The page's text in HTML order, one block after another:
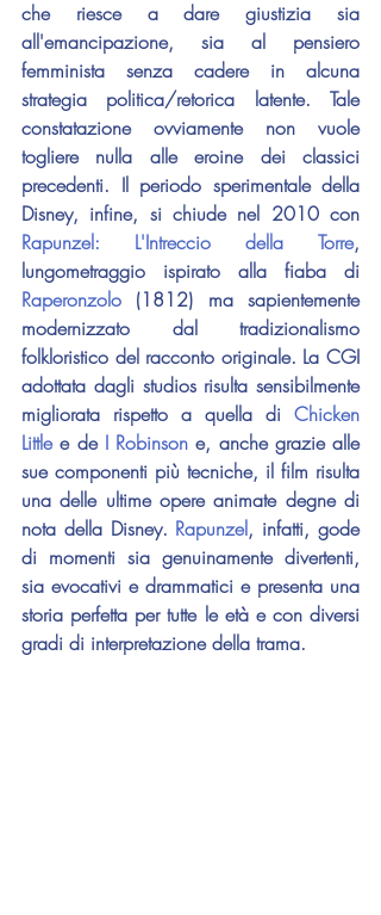
che riesce a dare giustizia sia
all'emancipazione, sia al pensiero
femminista senza cadere in alcuna
strategia politica/retorica latente. Tale
constatazione ovviamente non vuole
togliere nulla alle eroine dei classici
precedenti. Il periodo sperimentale della
Rapunzel: L'Intreccio della Torre,
Raperonzolo (1812)
ma sapientemente
modernizzato dal tradizionalismo
folkloristico del racconto originale. La CGI
adottata dagli studios risulta sensibilmente
migliorata rispetto a quella di Chicken
Little e de I Robinson e, anche grazie alle
sue componenti più tecniche, il film risulta
una delle ultime opere animate degne di
nota della Disney. Rapunzel, infatti, gode
di momenti sia genuinamente divertenti,
sia evocativi e drammatici e presenta una
storia perfetta per tutte le età e con diversi
gradi di interpretazione della trama.